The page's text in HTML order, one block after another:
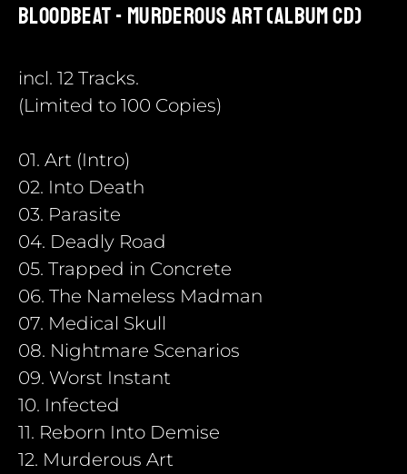
Bloodbeat - Murderous Art (Album CD)
incl. 12 Tracks.
(Limited to 100 Copies)
01. Art (Intro)
02. Into Death
03. Parasite
04. Deadly Road
05. Trapped in Concrete
06. The Nameless Madman
07. Medical Skull
08. Nightmare Scenarios
09. Worst Instant
10. Infected
11. Reborn Into Demise
12. Murderous Art